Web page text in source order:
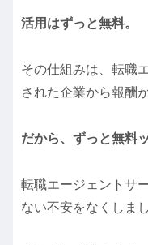
活用はずっと無料。
その仕組みは、転職
された企業から報酬
だから、ずっと無料
転職エージェントサ
ない不安をなくしま